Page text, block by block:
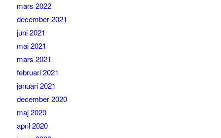
mars 2022
december 2021
juni 2021
maj 2021
mars 2021
februari 2021
januari 2021
december 2020
maj 2020
april 2020